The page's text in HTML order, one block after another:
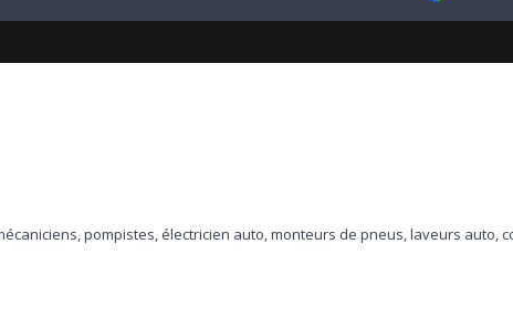
pompistes, électricien auto, monteurs de pneus, laveurs auto,